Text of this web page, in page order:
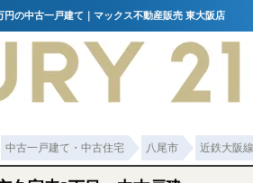
の中古一戸建て｜マックス不動産販売 東大阪店
中古一戸建て・中古住宅 八尾市 近鉄大阪線